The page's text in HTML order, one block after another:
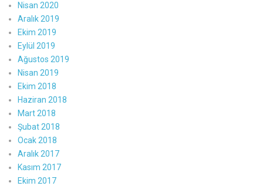
Nisan 2020
Aralık 2019
Ekim 2019
Eylül 2019
Ağustos 2019
Nisan 2019
Ekim 2018
Haziran 2018
Mart 2018
Şubat 2018
Ocak 2018
Aralık 2017
Kasım 2017
Ekim 2017